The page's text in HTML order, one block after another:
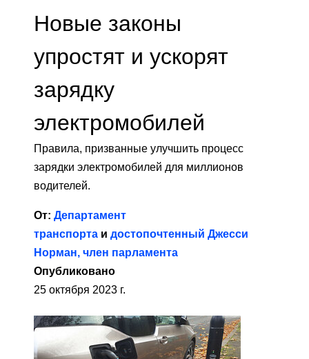
Новые законы
упростят и ускорят
зарядку
электромобилей
Правила, призванные улучшить процесс
зарядки электромобилей для миллионов
водителей.
От: Департамент
транспорта и достопочтенный Джесси
Норман, член парламента
Опубликовано
25 октября 2023 г.